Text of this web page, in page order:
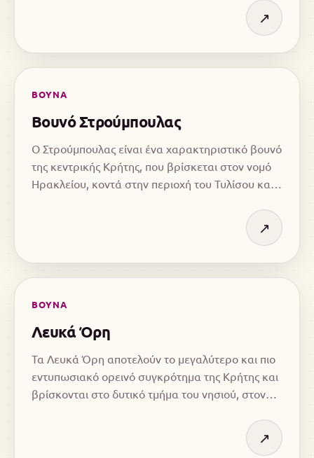
↗
ΒΟΥΝΑ
Βουνό Στρούμπουλας
Ο Στρούμπουλας είναι ένα χαρακτηριστικό βουνό
της κεντρικής Κρήτης, που βρίσκεται στον νομό
Ηρακλείου, κοντά στην περιοχή του Τυλίσου και
↗
ΒΟΥΝΑ
Λευκά Όρη
Τα Λευκά Όρη αποτελούν το μεγαλύτερο και πιο
εντυπωσιακό ορεινό συγκρότημα της Κρήτης και
βρίσκονται στο δυτικό τμήμα του νησιού, στον
↗